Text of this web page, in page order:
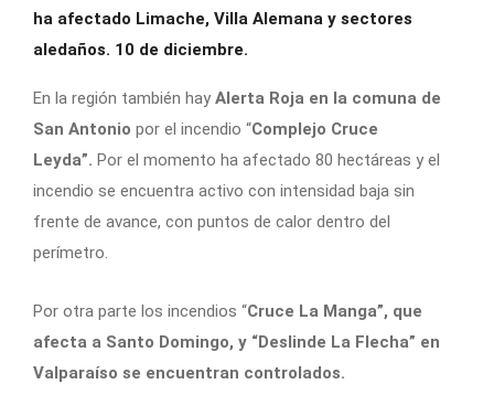
ha afectado Limache, Villa Alemana y sectores
aledaños. 10 de diciembre.
En la región también hay Alerta Roja en la comuna de
San Antonio por el incendio “Complejo Cruce
Leyda”. Por el momento ha afectado 80 hectáreas y el
incendio se encuentra activo con intensidad baja sin
frente de avance, con puntos de calor dentro del
perímetro.
Por otra parte los incendios “Cruce La Manga”, que
afecta a Santo Domingo, y “Deslinde La Flecha” en
Valparaíso se encuentran controlados.